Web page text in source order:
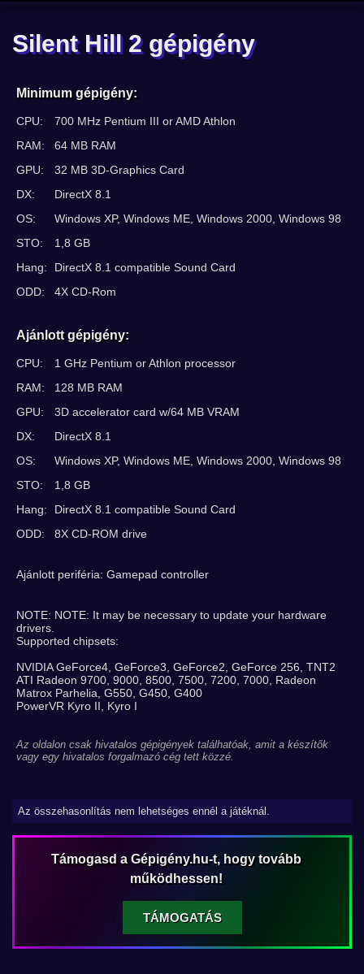
Silent Hill 2 gépigény
Minimum gépigény:
CPU:
700 MHz Pentium III or AMD Athlon
RAM:
64 MB RAM
GPU:
32 MB 3D-Graphics Card
DX:
DirectX 8.1
OS:
Windows XP, Windows ME, Windows 2000, Windows 98
STO:
1,8 GB
Hang:
DirectX 8.1 compatible Sound Card
ODD:
4X CD-Rom
Ajánlott gépigény:
CPU:
1 GHz Pentium or Athlon processor
RAM:
128 MB RAM
GPU:
3D accelerator card w/64 MB VRAM
DX:
DirectX 8.1
OS:
Windows XP, Windows ME, Windows 2000, Windows 98
STO:
1,8 GB
Hang:
DirectX 8.1 compatible Sound Card
ODD:
8X CD-ROM drive
Ajánlott periféria: Gamepad controller
NOTE: NOTE: It may be necessary to update your hardware
drivers.
Supported chipsets:
NVIDIA GeForce4, GeForce3, GeForce2, GeForce 256, TNT2
ATI Radeon 9700, 9000, 8500, 7500, 7200, 7000, Radeon
Matrox Parhelia, G550, G450, G400
PowerVR Kyro II, Kyro I
Az oldalon csak hivatalos gépigények találhatóak, amit a készítők
vagy egy hivatalos forgalmazó cég tett közzé.
Az összehasonlítás nem lehetséges ennél a játéknál.
Támogasd a Gépigény.hu-t, hogy tovább
működhessen!
TÁMOGATÁS